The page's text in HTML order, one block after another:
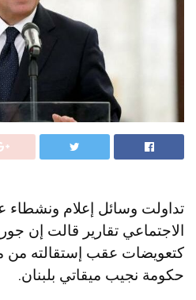
تداولت وسائل إعلام ونشطاء
الاجتماعي تقارير قالت إن
كتعويضات عقب إستقالته من
حكومة نجيب ميقاتي بلبنان.